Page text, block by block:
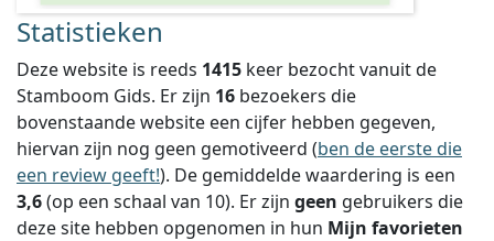
Statistieken
Deze website is reeds 1415 keer bezocht vanuit de
Stamboom Gids. Er zijn 16 bezoekers die
bovenstaande website een cijfer hebben gegeven,
hiervan zijn nog geen gemotiveerd (ben de eerste die
een review geeft!). De gemiddelde waardering is een
3,6(op een schaal van 10). Er zijn geen gebruikers die
deze site hebben opgenomen in hun Mijn favorieten